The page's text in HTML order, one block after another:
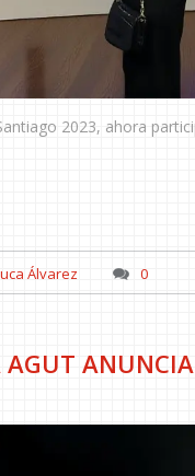
2023, ahora
Álvarez 0